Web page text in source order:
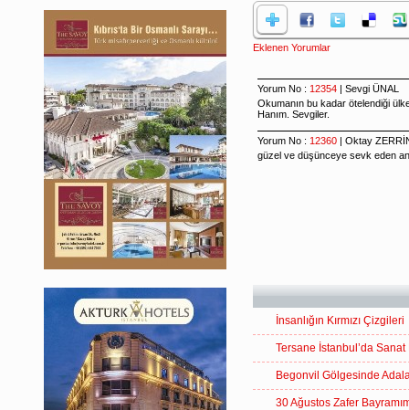
Eklenen Yorumlar
İnsanlığın Kırmızı Çizgileri
Tersane İstanbul’da Sanat
Begonvil Gölgesinde
30 Ağustos Zafer